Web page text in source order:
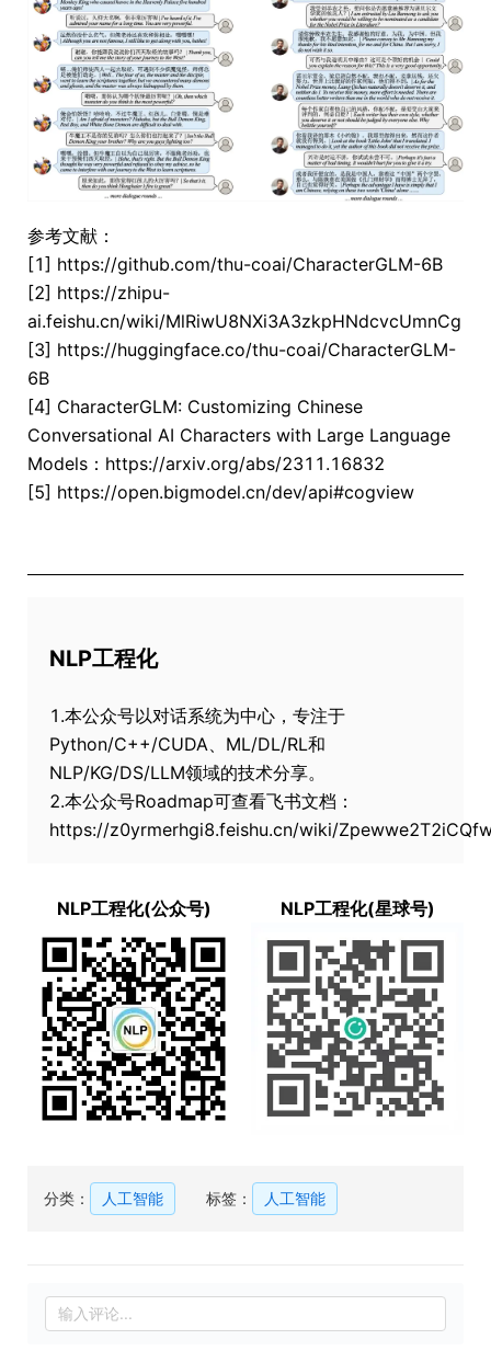
参考文献：
[1] https://github.com/thu-coai/CharacterGLM-6B
[2] https://zhipu-
ai.feishu.cn/wiki/MlRiwU8NXi3A3zkpHNdcvcUmnCg
[3] https://huggingface.co/thu-coai/CharacterGLM-
6B
[4] CharacterGLM: Customizing Chinese
Conversational AI Characters with Large Language
Models：https://arxiv.org/abs/2311.16832
[5] https://open.bigmodel.cn/dev/api#cogview
NLP工程化
1.本公众号以对话系统为中心，专注于
Python/C++/CUDA、ML/DL/RL和
NLP/KG/DS/LLM领域的技术分享。
2.本公众号Roadmap可查看飞书文档：
https://z0yrmerhgi8.feishu.cn/wiki/
NLP工程化(公众号) NLP工程化(星球号)
分类： 人工智能 标签： 人工智能